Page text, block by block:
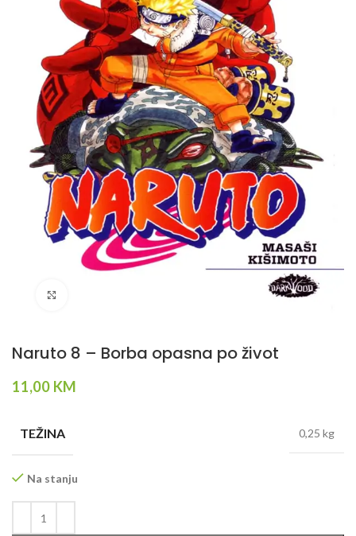
Naruto 8 – Borba opasna po život
11,00 KM
TEŽINA 0,25 kg
Na stanju